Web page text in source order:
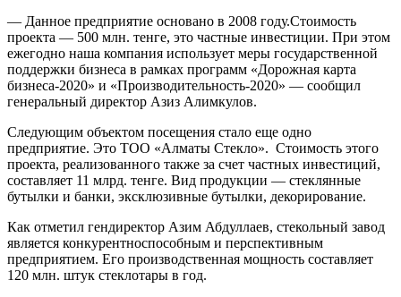
— Данное предприятие основано в 2008 году.Стоимость
проекта — 500 млн. тенге, это частные инвестиции. При этом
ежегодно наша компания использует меры государственной
поддержки бизнеса в рамках программ «Дорожная карта
бизнеса-2020» и «Производительность-2020» — сообщил
генеральный директор Азиз Алимкулов.
Следующим объектом посещения стало еще одно
предприятие. Это ТОО «Алматы Стекло». Стоимость этого
проекта, реализованного также за счет частных инвестиций,
составляет 11 млрд. тенге. Вид продукции — стеклянные
бутылки и банки, эксклюзивные бутылки, декорирование.
Как отметил гендиректор Азим Абдуллаев, стекольный завод
является конкурентноспособным и перспективным
предприятием. Его производственная мощность составляет
120 млн. штук стеклотары в год.